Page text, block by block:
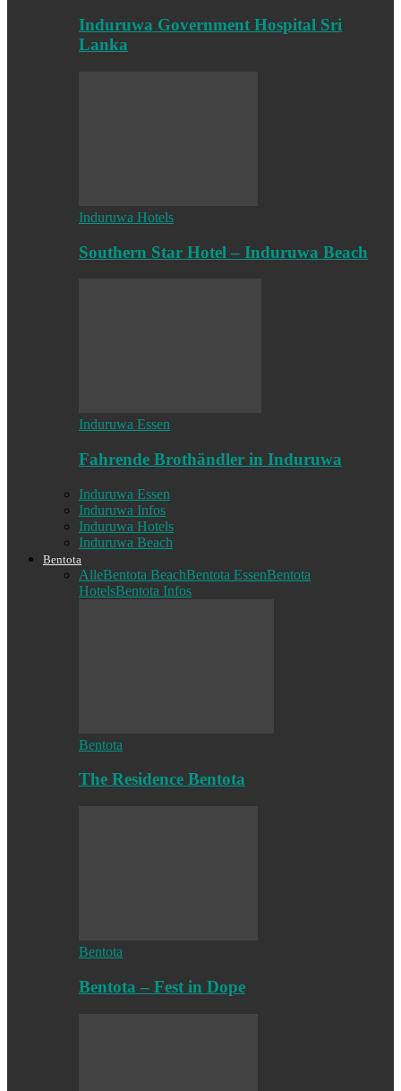
Induruwa Government Hospital Sri
Lanka
Induruwa Hotels
Southern Star Hotel – Induruwa Beach
Induruwa Essen
Fahrende Brothändler in Induruwa
Induruwa Essen
Induruwa Infos
Induruwa Hotels
Induruwa Beach
Bentota
AlleBentota BeachBentota EssenBentota
HotelsBentota Infos
Bentota
The Residence Bentota
Bentota
Bentota – Fest in Dope